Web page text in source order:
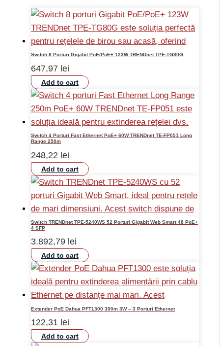
Switch 8 Porturi Gigabit PoE/PoE+ 123W TRENDnet TPE-TG80G
647,97 lei
Add to cart
Switch 4 Porturi Fast Ethernet PoE+ 60W TRENDnet TE-FP051 Long
Range 250m
248,22 lei
Add to cart
Switch TRENDnet TPE-5240WS 52 Porturi Gigabit Web Smart 48 PoE+
4 SFP
3.892,79 lei
Add to cart
Extender PoE Dahua PFT1300 300m 3W – 3 Porturi Ethernet
122,31 lei
Add to cart